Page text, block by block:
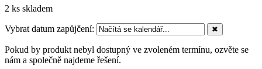
2 ks skladem
Vybrat datum zapůjčení: ✖
Pokud by produkt nebyl dostupný ve zvoleném termínu, ozvěte se
nám a společně najdeme řešení.